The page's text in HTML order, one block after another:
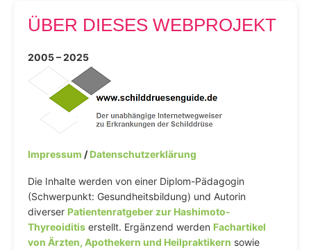
ÜBER DIESES WEBPROJEKT
2005 – 2025
Impressum /Datenschutzerklärung
Die Inhalte werden von einer Diplom-Pädagogin
(Schwerpunkt: Gesundheitsbildung) und Autorin
diverser Patientenratgeber zur Hashimoto-
Thyreoiditis erstellt. Ergänzend werden Fachartikel
von Ärzten, Apothekern und Heilpraktikern sowie